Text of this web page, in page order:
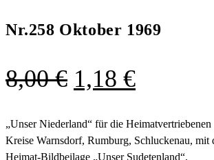
Nr.258 Oktober 1969
8,00€ Ursprünglicher
war:
8,00 €
1,18 €Aktueller
ist:
1,18 €.
„Unser Niederland“ für die
Kreise Warnsdorf, Rumburg, Schluckenau, mit
Heimat-Bildbeilage „Unser Sudetenland“.